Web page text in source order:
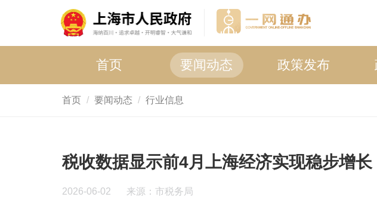
首页 要闻动态 政策发布
首页 要闻动态 行业信息
税收数据显示前4月上海经济实现稳步增长
2026-06-02 来源：市税务局